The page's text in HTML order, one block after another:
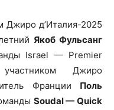
Джиро д’Италия-2025
Якоб Фульсанг
Israel — Premier
Джиро
Франции Поль
Soudal — Quick